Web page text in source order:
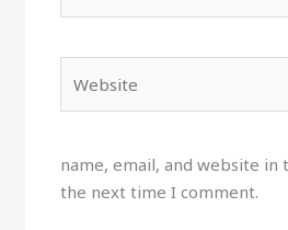
name, email, and website
the next time I comment.